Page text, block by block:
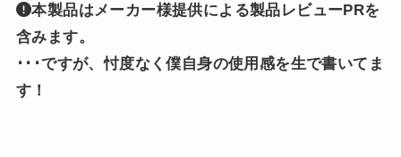
本製品はメーカー様提供による製品レビューPRを
含みます。
･･･ですが、忖度なく僕自身の使用感を生で書いてま
す！